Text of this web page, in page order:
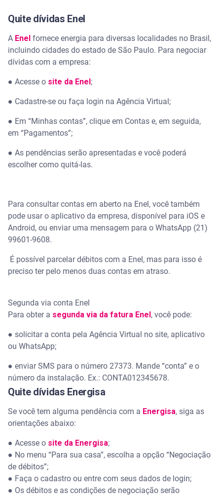
Quite dívidas Enel
A Enel fornece energia para diversas localidades no Brasil,
incluindo cidades do estado de São Paulo. Para negociar
dívidas com a empresa:
● Acesse o site da Enel ;
● Cadastre-se ou faça login na Agência Virtual;
● Em “Minhas contas”, clique em Contas e, em seguida,
em “Pagamentos”;
● As pendências serão apresentadas e você poderá
escolher como quitá-las.
Para consultar contas em aberto na Enel, você também
pode usar o aplicativo da empresa, disponível para iOS e
Android, ou enviar uma mensagem para o WhatsApp (21)
99601-9608.
É possível parcelar débitos com a Enel, mas para isso é
preciso ter pelo menos duas contas em atraso.
Segunda via conta Enel
Para obter a segunda via da fatura Enel , você pode:
● solicitar a conta pela Agência Virtual no site, aplicativo
ou WhatsApp;
● enviar SMS para o número 27373. Mande “conta” e o
número da instalação. Ex.: CONTA012345678.
Quite dívidas Energisa
Se você tem alguma pendência com a Energisa, siga as
orientações abaixo:
● Acesse o site da Energisa;
● No menu “Para sua casa”, escolha a opção “Negociação
de débitos”;
● Faça o cadastro ou entre com seus dados de login;
● Os débitos e as condições de negociação serão